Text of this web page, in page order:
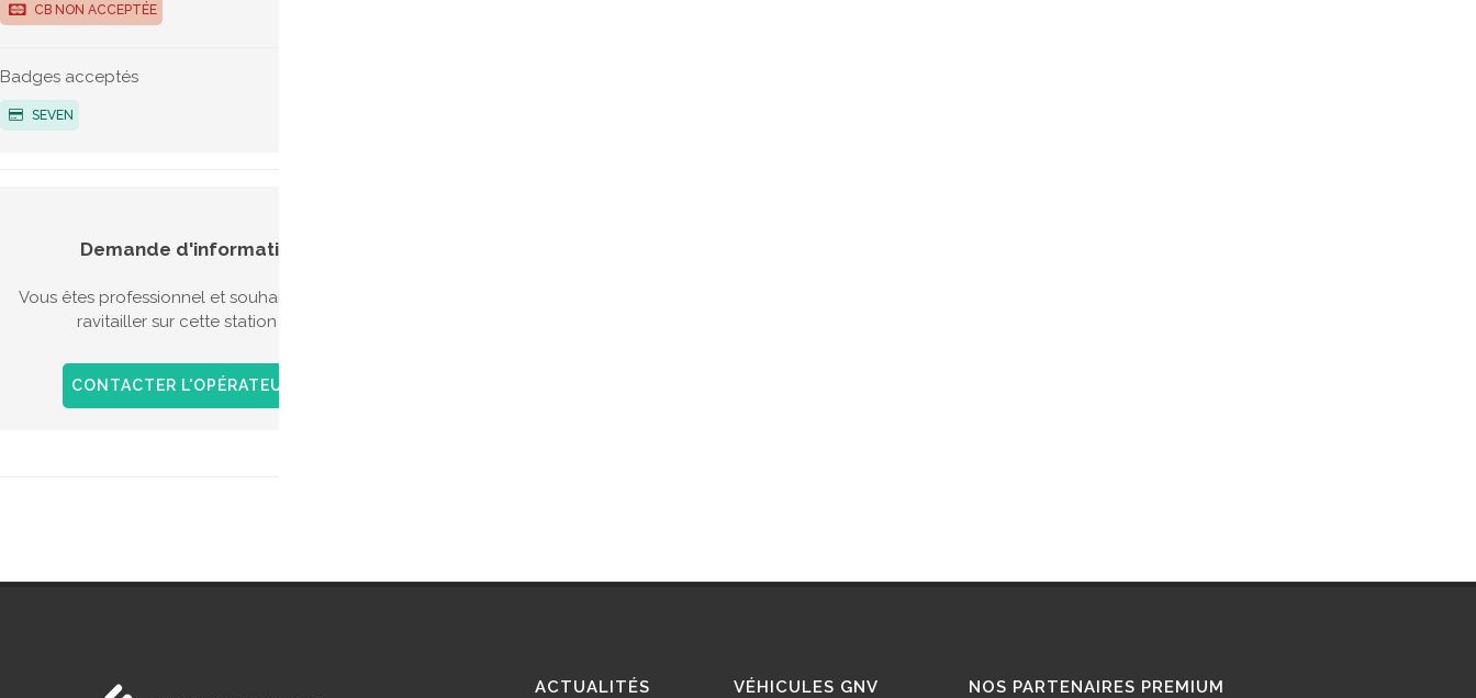
CB NON ACCEPTÉE
Badges acceptés
SEVEN
Demande d'information
Vous êtes professionnel et souhaitez vous
ravitailler sur cette station ?
CONTACTER L'OPÉRATEUR
ACTUALITÉS VÉHICULES GNV NOS PARTENAIRES PREMIUM